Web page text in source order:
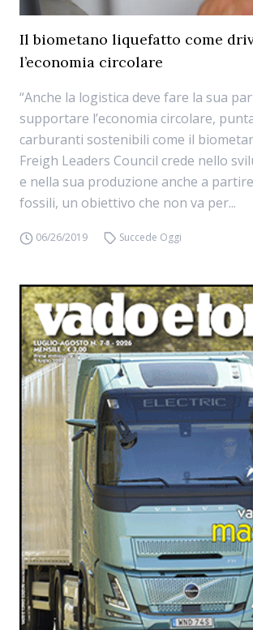
Il biometano liquefatto come
l’economia circolare
“Anche la logistica deve fare la sua
supportare l’economia circolare,
carburanti sostenibili come il
Freigh Leaders Council crede nello
e nella sua produzione anche a
fossili, un obiettivo che non va per...
06/26/2019 Succede Oggi